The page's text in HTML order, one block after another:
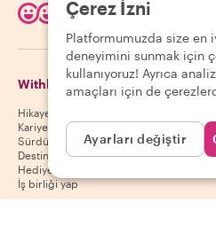
Withlocals Hakkında
Hikayemiz
Kariyer
Sürdürülebilirlik
Destinasyonlar
Hediye kuponları
İş birliği yap
Çerez İzni
Platformumuzda size en
deneyimini sunmak için
kullanıyoruz! Ayrıca
amaçları için de
Ayarları değiştir